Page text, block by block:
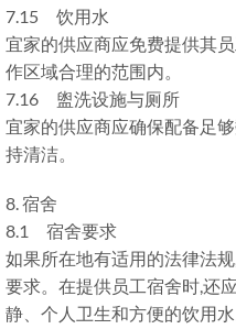
7.15 饮用水
宜家的供应商应免费提供其
作区域合理的范围内。
7.16 盥洗设施与厕所
宜家的供应商应确保配备足
持清洁。
8. 宿舍
8.1 宿舍要求
如果所在地有适用的法律法
要求。在提供员工宿舍时,还
静、个人卫生和方便的饮用